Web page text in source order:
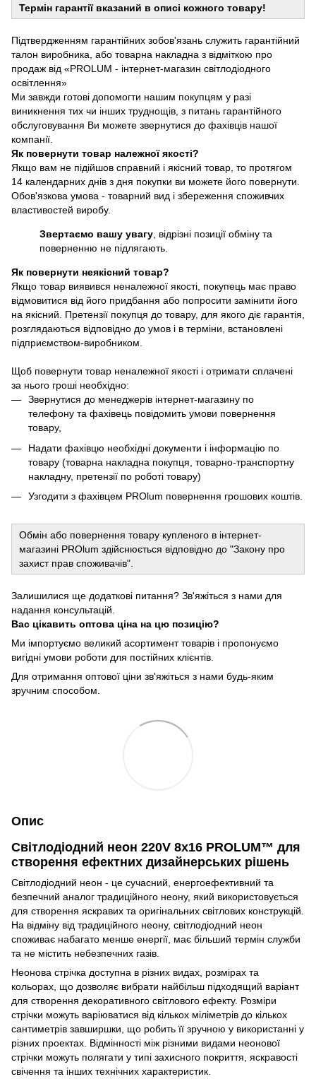
Термін гарантії вказаний в описі кожного товару!
Підтвердженням гарантійних зобов'язань служить гарантійний
талон виробника, або товарна накладна з відміткою про
продаж від «PROLUM - інтернет-магазин світлодіодного
освітлення»
Ми завжди готові допомогти нашим покупцям у разі
виникнення тих чи інших труднощів, з питань гарантійного
обслуговування Ви можете звернутися до фахівців нашої
компанії.
Як повернути товар належної якості?
Якщо вам не підійшов справний і якісний товар, то протягом
14 календарних днів з дня покупки ви можете його повернути.
Обов'язкова умова - товарний вид і збереження споживчих
властивостей виробу.
Звертаємо вашу увагу, відрізні позиції обміну та
поверненню не підлягають.
Як повернути неякісний товар?
Якщо товар виявився неналежної якості, покупець має право
відмовитися від його придбання або попросити замінити його
на якісний. Претензії покупця до товару, для якого діє гарантія,
розглядаються відповідно до умов і в терміни, встановлені
підприємством-виробником.
Щоб повернути товар неналежної якості і отримати сплачені
за нього гроші необхідно:
Звернутися до менеджерів інтернет-магазину по
телефону та фахівець повідомить умови повернення
товару,
Надати фахівцю необхідні документи і інформацію по
товару (товарна накладна покупця, товарно-транспортну
накладну, претензії по роботі товару)
Узгодити з фахівцем PROlum повернення грошових коштів.
Обмін або повернення товару купленого в інтернет-
магазині PROlum здійснюється відповідно до "Закону про
захист прав споживачів".
Залишилися ще додаткові питання? Зв'яжіться з нами для
надання консультацій.
Вас цікавить оптова ціна на цю позицію?
Ми імпортуємо великий асортимент товарів і пропонуємо
вигідні умови роботи для постійних клієнтів.
Для отримання оптової ціни зв'яжіться з нами будь-яким
зручним способом.
Опис
Світлодіодний неон 220V 8x16 PROLUM™ для
створення ефектних дизайнерських рішень
Світлодіодний неон - це сучасний, енергоефективний та
безпечний аналог традиційного неону, який використовується
для створення яскравих та оригінальних світлових конструкцій.
На відміну від традиційного неону, світлодіодний неон
споживає набагато менше енергії, має більший термін служби
та не містить небезпечних газів.
Неонова стрічка доступна в різних видах, розмірах та
кольорах, що дозволяє вибрати найбільш підходящий варіант
для створення декоративного світлового ефекту. Розміри
стрічки можуть варіюватися від кількох міліметрів до кількох
сантиметрів завширшки, що робить її зручною у використанні у
різних проектах. Відмінності між різними видами неонової
стрічки можуть полягати у типі захисного покриття, яскравості
свічення та інших технічних характеристик.